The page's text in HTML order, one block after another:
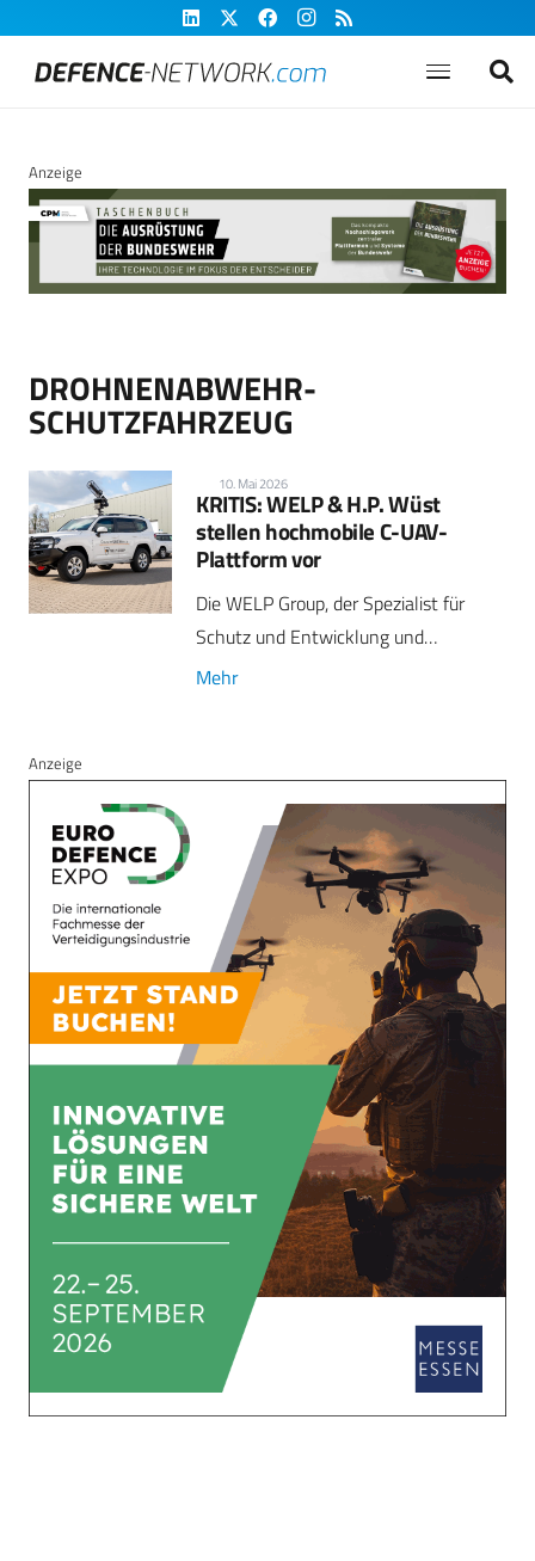
Anzeige
DROHNENABWEHR-
SCHUTZFAHRZEUG
10. Mai 2026
KRITIS: WELP & H.P. Wüst
stellen hochmobile C-UAV-
Plattform vor
Die WELP Group, der Spezialist für
Schutz und Entwicklung und…
Mehr
Anzeige